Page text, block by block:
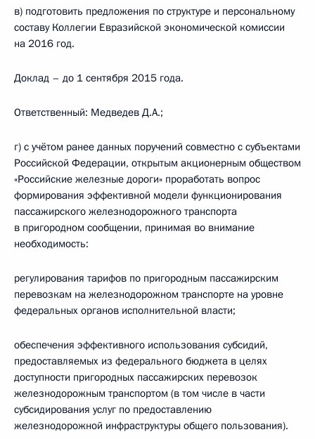
в) подготовить предложения по структуре и персональному
составу Коллегии Евразийской экономической комиссии
на 2016 год.
Доклад – до 1 сентября 2015 года.
Ответственный: Медведев Д.А.;
г) с учётом ранее данных поручений совместно с субъектами
Российской Федерации, открытым акционерным обществом
«Российские железные дороги» проработать вопрос
формирования эффективной модели функционирования
пассажирского железнодорожного транспорта
в пригородном сообщении, принимая во внимание
необходимость:
регулирования тарифов по пригородным пассажирским
перевозкам на железнодорожном транспорте на уровне
федеральных органов исполнительной власти;
обеспечения эффективного использования субсидий,
предоставляемых из федерального бюджета в целях
доступности пригородных пассажирских перевозок
железнодорожным транспортом (в том числе в части
субсидирования услуг по предоставлению
железнодорожной инфраструктуры общего пользования).